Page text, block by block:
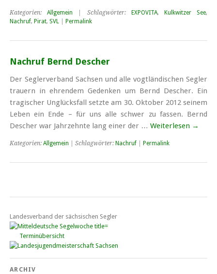
Kategorien:Allgemein | Schlagwörter: EXPOVITA, Kulkwitzer See,
Nachruf, Pirat, SVL Permalink
Nachruf Bernd Descher
Der Seglerverband Sachsen und alle vogtländischen Segler
trauern in ehrendem Gedenken um Bernd Descher. Ein
tragischer Unglücksfall setzte am 30. Oktober 2012 seinem
Leben ein Ende – für uns alle schwer zu fassen. Bernd
Descher war Jahrzehnte lang einer der … Weiterlesen →
Kategorien: Allgemein | Schlagwörter: Nachruf Permalink
Landesverband der sächsischen Segler
Terminübersicht
ARCHIV